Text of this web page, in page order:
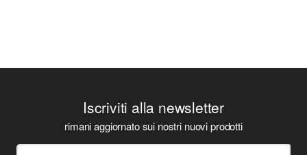
Iscriviti alla newsletter
rimani aggiornato sui nostri nuovi prodotti